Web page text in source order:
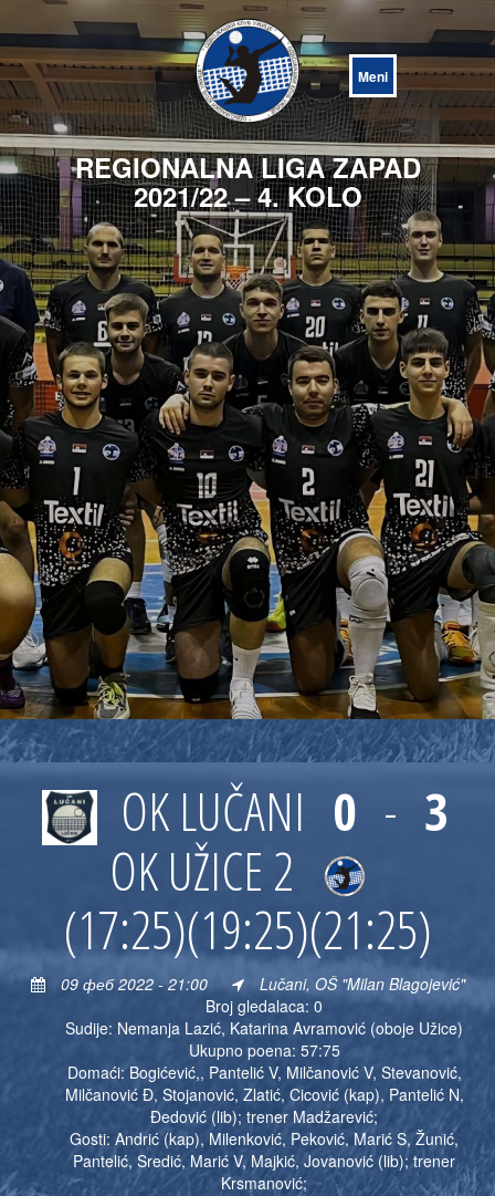
Open
Menu
REGIONALNA LIGA ZAPAD
2021/22 – 4. KOLO
OK LUČANI 0 - 3
OK UŽICE 2
(17:25)(19:25)(21:25)
09 феб 2022 - 21:00
Lučani, OŠ "Milan Blagojević"
Broj gledalaca: 0
Sudije: Nemanja Lazić, Katarina Avramović (oboje Užice)
Ukupno poena: 57:75
Domaći: Bogićević,, Pantelić V, Milčanović V, Stevanović,
Milčanović Đ, Stojanović, Zlatić, Cicović (kap), Pantelić N,
Đedović (lib); trener Madžarević;
Gosti: Andrić (kap), Milenković, Peković, Marić S, Žunić,
Pantelić, Sredić, Marić V, Majkić, Jovanović (lib); trener
Krsmanović;